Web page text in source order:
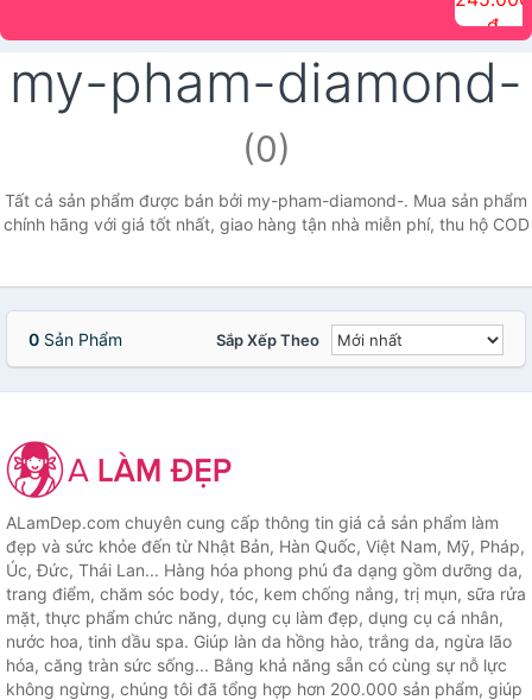
Face Shop
Face
Shop
che phủ
nước lâu
trôi Quick
Shop
đ
my-pham-diamond-
(0)
Tất cả sản phẩm được bán bởi my-pham-diamond-. Mua sản phẩm
chính hãng với giá tốt nhất, giao hàng tận nhà miễn phí, thu hộ COD
0 Sản Phẩm Sắp Xếp Theo
ALamDep.com chuyên cung cấp thông tin giá cả sản phẩm làm
đẹp và sức khỏe đến từ Nhật Bản, Hàn Quốc, Việt Nam, Mỹ, Pháp,
Úc, Đức, Thái Lan... Hàng hóa phong phú đa dạng gồm dưỡng da,
trang điểm, chăm sóc body, tóc, kem chống nắng, trị mụn, sữa rửa
mặt, thực phẩm chức năng, dụng cụ làm đẹp, dụng cụ cá nhân,
nước hoa, tinh dầu spa. Giúp làn da hồng hào, trắng da, ngừa lão
hóa, căng tràn sức sống... Bằng khả năng sẵn có cùng sự nỗ lực
không ngừng, chúng tôi đã tổng hợp hơn 200.000 sản phẩm, giúp